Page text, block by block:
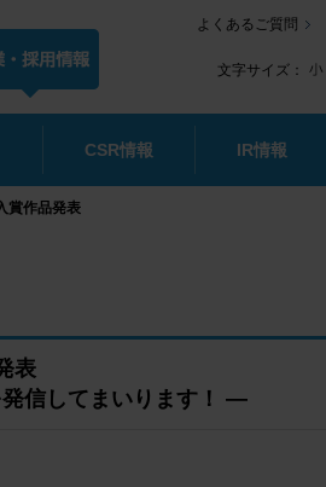
よくあるご質問
文字サイズ：
CSR情報 IR情報
賞作品発表
表
信してまいります！ ―